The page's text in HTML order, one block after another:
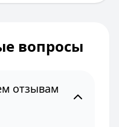
вопросы
отзывам